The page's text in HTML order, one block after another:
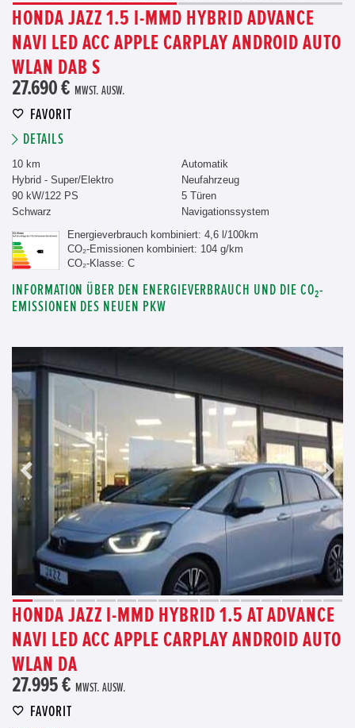
HONDA JAZZ 1.5 I-MMD HYBRID ADVANCE
NAVI LED ACC APPLE CARPLAY ANDROID AUTO
WLAN DAB S
27.690 € MWST. AUSW.
FAVORIT
DETAILS
10 km
Hybrid - Super/Elektro
90 kW/122 PS
Schwarz
Automatik
Neufahrzeug
5 Türen
Navigationssystem
Energieverbrauch kombiniert: 4,6 l/100km
CO₂-Emissionen kombiniert: 104 g/km
CO₂-Klasse: C
INFORMATION ÜBER DEN ENERGIEVERBRAUCH UND DIE CO₂-
EMISSIONEN DES NEUEN PKW
HONDA JAZZ I-MMD HYBRID 1.5 AT ADVANCE
NAVI LED ACC APPLE CARPLAY ANDROID AUTO
WLAN DA
27.995 € MWST. AUSW.
FAVORIT